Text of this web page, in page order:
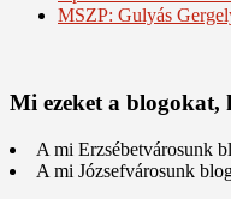
MSZP: Gulyás
Mi ezeket a
A mi Erzsébetvárosunk
A mi Józsefvárosunk